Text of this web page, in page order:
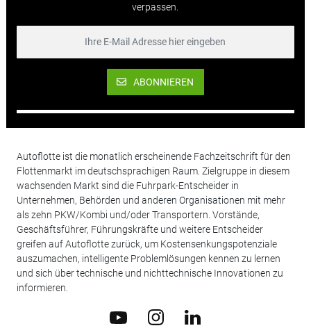
verpassen.
ABONNIEREN
Autoflotte ist die monatlich erscheinende Fachzeitschrift für den
Flottenmarkt im deutschsprachigen Raum. Zielgruppe in diesem
wachsenden Markt sind die Fuhrpark-Entscheider in
Unternehmen, Behörden und anderen Organisationen mit mehr
als zehn PKW/Kombi und/oder Transportern. Vorstände,
Geschäftsführer, Führungskräfte und weitere Entscheider
greifen auf Autoflotte zurück, um Kostensenkungspotenziale
auszumachen, intelligente Problemlösungen kennen zu lernen
und sich über technische und nichttechnische Innovationen zu
informieren.